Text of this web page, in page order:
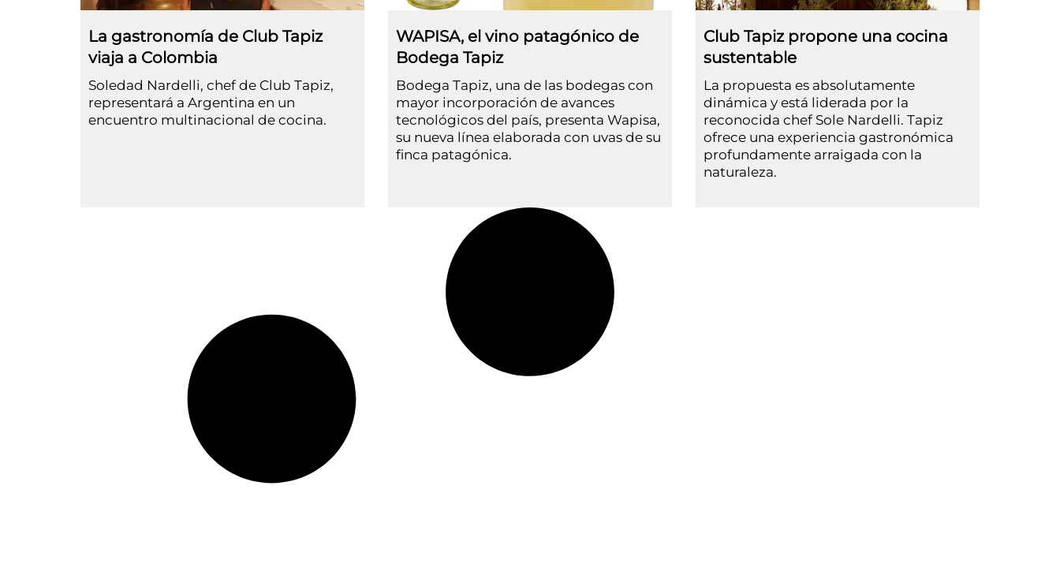
La gastronomía de Club Tapiz
viaja a Colombia
Soledad Nardelli, chef de Club Tapiz,
representará a Argentina en un
encuentro multinacional de cocina.
WAPISA, el vino patagónico de
Bodega Tapiz
Bodega Tapiz, una de las bodegas con
mayor incorporación de avances
tecnológicos del país, presenta Wapisa,
su nueva línea elaborada con uvas de su
finca patagónica.
Club Tapiz propone una cocina
sustentable
La propuesta es absolutamente
dinámica y está liderada por la
reconocida chef Sole Nardelli. Tapiz
ofrece una experiencia gastronómica
profundamente arraigada con la
naturaleza.